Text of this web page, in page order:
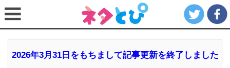
2026年3月31日をもちまして記事更新を終了しました